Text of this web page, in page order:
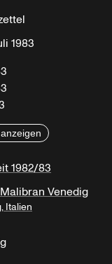
1983
1982/83
Venedig
Italien